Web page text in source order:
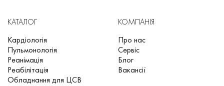
КАТАЛОГ
Кардіологія
Пульмонологія
Реанімація
Реабілітація
Обладнання для ЦСВ
КОМПАНІЯ
Про нас
Сервіс
Блог
Вакансії